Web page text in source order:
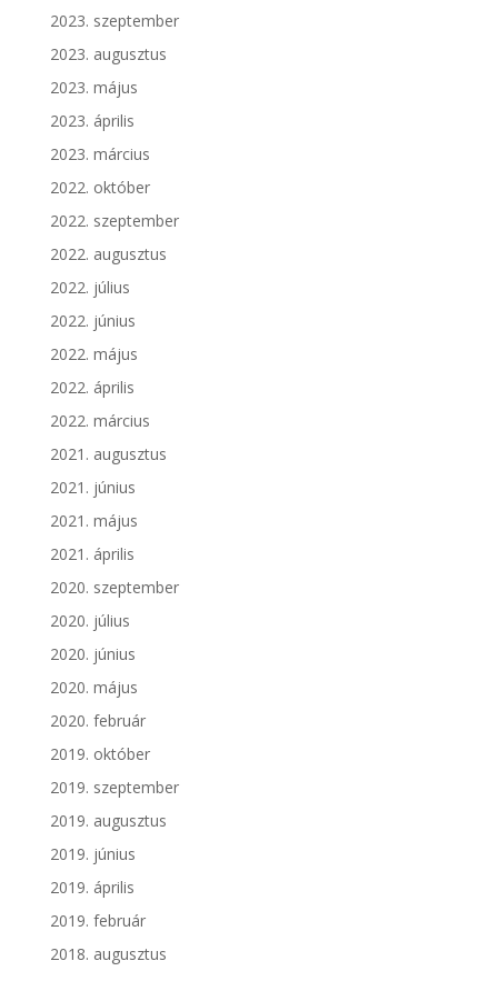
2023. szeptember
2023. augusztus
2023. május
2023. április
2023. március
2022. október
2022. szeptember
2022. augusztus
2022. július
2022. június
2022. május
2022. április
2022. március
2021. augusztus
2021. június
2021. május
2021. április
2020. szeptember
2020. július
2020. június
2020. május
2020. február
2019. október
2019. szeptember
2019. augusztus
2019. június
2019. április
2019. február
2018. augusztus